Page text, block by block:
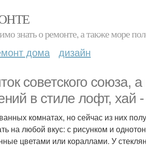
знать о ремонте, а также море
дома дизайн
советского союза,
в стиле лофт, хай -
комнатах, но сейчас из них
на любой вкус: с рисунком и
цветами или кораллами. У